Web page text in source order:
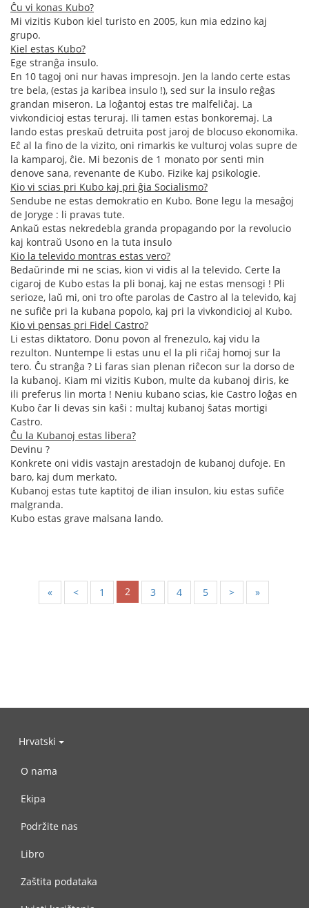
Ĉu vi konas Kubo?
Mi vizitis Kubon kiel turisto en 2005, kun mia edzino kaj
grupo.
Kiel estas Kubo?
Ege stranĝa insulo.
En 10 tagoj oni nur havas impresojn. Jen la lando certe estas
tre bela, (estas ja karibea insulo !), sed sur la insulo reĝas
grandan miseron. La loĝantoj estas tre malfeliĉaj. La
vivkondicioj estas teruraj. Ili tamen estas bonkoremaj. La
lando estas preskaŭ detruita post jaroj de blocuso ekonomika.
Eĉ al la fino de la vizito, oni rimarkis ke vulturoj volas supre de
la kamparoj, ĉie. Mi bezonis de 1 monato por senti min
denove sana, revenante de Kubo. Fizike kaj psikologie.
Kio vi scias pri Kubo kaj pri ĝia Socialismo?
Sendube ne estas demokratio en Kubo. Bone legu la mesaĝoj
de Joryge : li pravas tute.
Ankaŭ estas nekredebla granda propagando por la revolucio
kaj kontraŭ Usono en la tuta insulo
Kio la televido montras estas vero?
Bedaŭrinde mi ne scias, kion vi vidis al la televido. Certe la
cigaroj de Kubo estas la pli bonaj, kaj ne estas mensogi ! Pli
serioze, laŭ mi, oni tro ofte parolas de Castro al la televido, kaj
ne sufiĉe pri la kubana popolo, kaj pri la vivkondicioj al Kubo.
Kio vi pensas pri Fidel Castro?
Li estas diktatoro. Donu povon al frenezulo, kaj vidu la
rezulton. Nuntempe li estas unu el la pli riĉaj homoj sur la
tero. Ĉu stranĝa ? Li faras sian plenan riĉecon sur la dorso de
la kubanoj. Kiam mi vizitis Kubon, multe da kubanoj diris, ke
ili preferus lin morta ! Neniu kubano scias, kie Castro loĝas en
Kubo ĉar li devas sin kaŝi : multaj kubanoj ŝatas mortigi
Castro.
Ĉu la Kubanoj estas libera?
Devinu ?
Konkrete oni vidis vastajn arestadojn de kubanoj dufoje. En
baro, kaj dum merkato.
Kubanoj estas tute kaptitoj de ilian insulon, kiu estas sufiĉe
malgranda.
Kubo estas grave malsana lando.
« < 1 2 3 4 5 > »
Hrvatski
O nama
Ekipa
Podržite nas
Libro
Zaštita podataka